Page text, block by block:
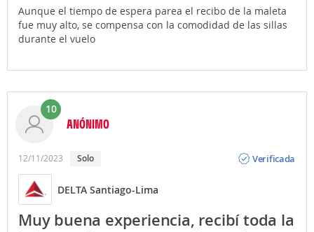
Aunque el tiempo de espera parea el recibo de la maleta
fue muy alto, se compensa con la comodidad de las sillas
durante el vuelo
10
ANÓNIMO
12/11/2023 solo
Verificada
DELTA Santiago-Lima
Muy buena experiencia, recibí toda la